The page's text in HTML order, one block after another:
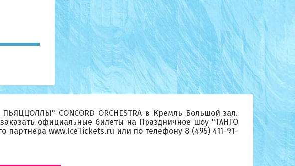
CONCORD ORCHESTRA в Кремль Большой зал.
официальные билеты на Праздничное шоу "ТАНГО
партнера www.IceTickets.ru или по телефону 8 (495) 411-91-